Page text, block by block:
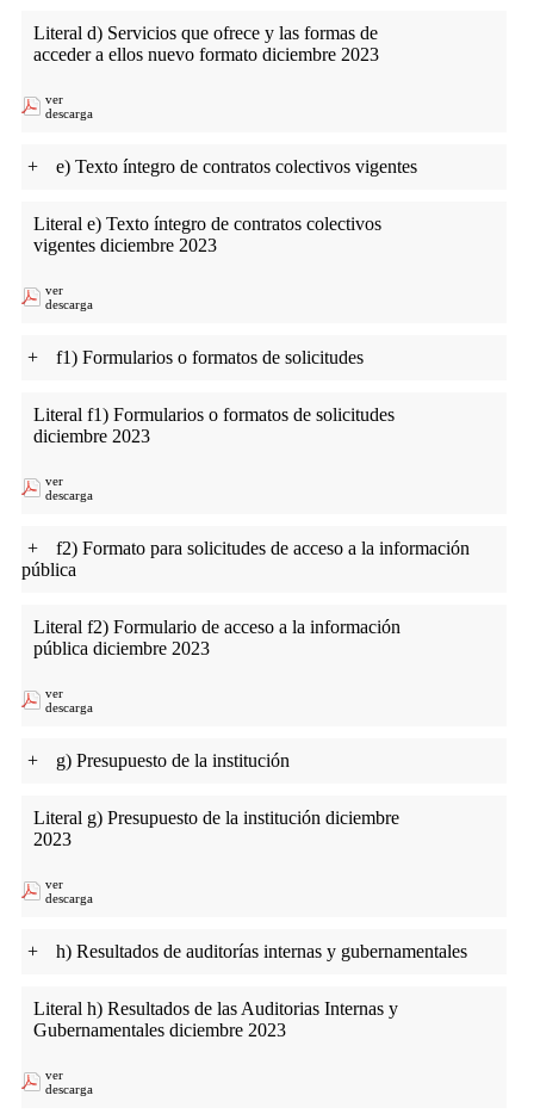
Literal d) Servicios que ofrece y las formas de
acceder a ellos nuevo formato diciembre 2023
ver
descarga
+ e) Texto íntegro de contratos colectivos vigentes
Literal e) Texto íntegro de contratos colectivos
vigentes diciembre 2023
ver
descarga
+ f1) Formularios o formatos de solicitudes
Literal f1) Formularios o formatos de solicitudes
diciembre 2023
ver
descarga
+
f2) Formato para solicitudes de acceso a la información
pública
Literal f2) Formulario de acceso a la información
pública diciembre 2023
ver
descarga
+ g) Presupuesto de la institución
Literal g) Presupuesto de la institución diciembre
2023
ver
descarga
+ h) Resultados de auditorías internas y gubernamentales
Literal h) Resultados de las Auditorias Internas y
Gubernamentales diciembre 2023
ver
descarga